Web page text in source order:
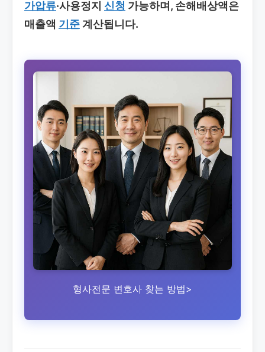
가압류·사용정지 신청 가능하며, 손해배상액은
매출액 기준계산됩니다.
형사전문 변호사 찾는 방법>